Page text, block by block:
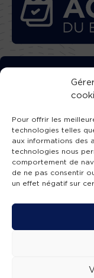
Pour offrir les
technologies telles
aux informations des
technologies nous
comportement de
de ne pas consentir
un effet négatif sur